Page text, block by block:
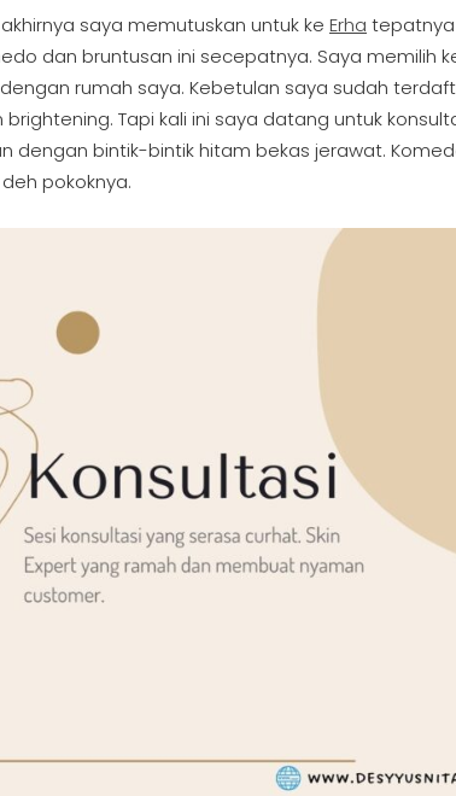
saya memutuskan untuk ke Erha tepatnya
dan bruntusan ini secepatnya. Saya memilih
rumah saya. Kebetulan saya sudah
Tapi kali ini saya datang untuk
dengan bintik-bintik hitam bekas jerawat.
pokoknya.